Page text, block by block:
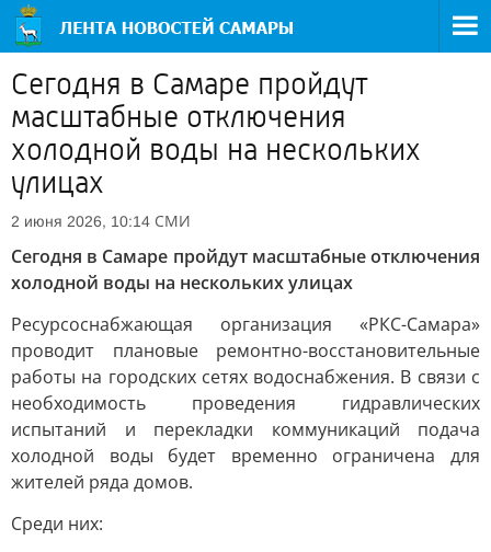
Сегодня в Самаре пройдут
масштабные отключения
холодной воды на нескольких
улицах
2 июня 2026, 10:14 СМИ
Сегодня в Самаре пройдут масштабные отключения
холодной воды на нескольких улицах
Ресурсоснабжающая организация «РКС-Самара»
проводит плановые ремонтно-восстановительные
работы на городских сетях водоснабжения. В связи с
необходимость проведения гидравлических
испытаний и перекладки коммуникаций подача
холодной воды будет временно ограничена для
жителей ряда домов.
Среди них: